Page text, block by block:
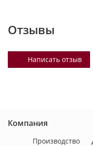
Отзывы
Написать отзыв
Компания
Производство